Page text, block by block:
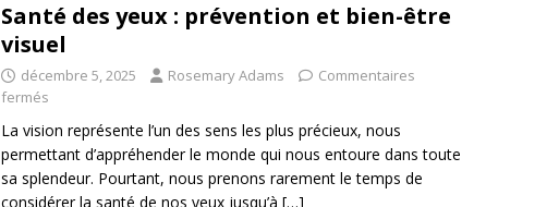
Santé des yeux : prévention et bien-être
visuel
décembre 5, 2025 Rosemary Adams
Commentaires
fermés
La vision représente l’un des sens les plus précieux, nous
permettant d’appréhender le monde qui nous entoure dans toute
sa splendeur. Pourtant, nous prenons rarement le temps de
considérer la santé de nos yeux jusqu’à […]